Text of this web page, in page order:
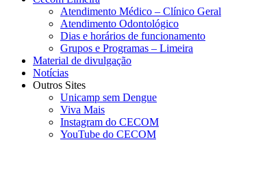
Atendimento Médico – Clínico Geral
Atendimento Odontológico
Dias e horários de funcionamento
Grupos e Programas – Limeira
Material de divulgação
Notícias
Outros Sites
Unicamp sem Dengue
Viva Mais
Instagram do CECOM
YouTube do CECOM